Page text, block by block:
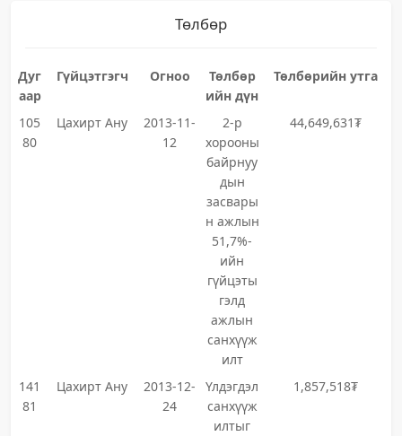
Төлбөр
Дуг
аар
Гүйцэтгэгч Огноо
Төлбөр
ийн дүн
Төлбөрийн утга
105
80
Цахирт Ану
2013-11-
12
2-р
хорооны
байрнуу
дын
засвары
н ажлын
51,7%-
ийн
гүйцэты
гэлд
ажлын
санхүүж
илт
44,649,631₮
141
81
Цахирт Ану
2013-12-
24
Үлдэгдэл
санхүүж
илтыг
1,857,518₮